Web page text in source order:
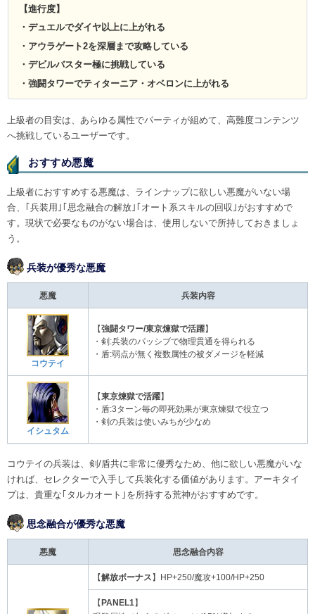
【進行度】
・デュエルでダイヤ以上に上がれる
・アウラゲート2を深層まで攻略している
・デビルバスター極に挑戦している
・強闘タワーでティターニア・オベロンに上がれる
上級者の目安は、あらゆる属性でパーティが組めて、高難度コンテンツ
へ挑戦しているユーザーです。
おすすめ悪魔​
上級者におすすめする悪魔は、ラインナップに欲しい悪魔がいない場
合、｢兵装用｣｢思念融合の解放｣｢オート系スキルの回収｣がおすすめで
す。現状で必要なものがない場合は、使用しないで所持しておきましょ
う。
兵装が優秀な悪魔
悪魔 兵装内容
コウテイ
【強闘タワー/東京煉獄で活躍】
・剣:兵装のパッシブで物理貫通を得られる
・盾:弱点が無く複数属性の被ダメージを軽減
イシュタム
【東京煉獄で活躍】
・盾:3ターン毎の即死効果が東京煉獄で役立つ
・剣の兵装は使いみちが少なめ
コウテイの兵装は、剣/盾共に非常に優秀なため、他に欲しい悪魔がいな
ければ、セレクターで入手して兵装化する価値があります。アーキタイ
プは、貴重な｢タルカオート｣を所持する荒神がおすすめです。
思念融合が優秀な悪魔
悪魔 思念融合内容
【解放ボーナス 】HP+250/魔攻+100/HP+250
【 PANEL1 】